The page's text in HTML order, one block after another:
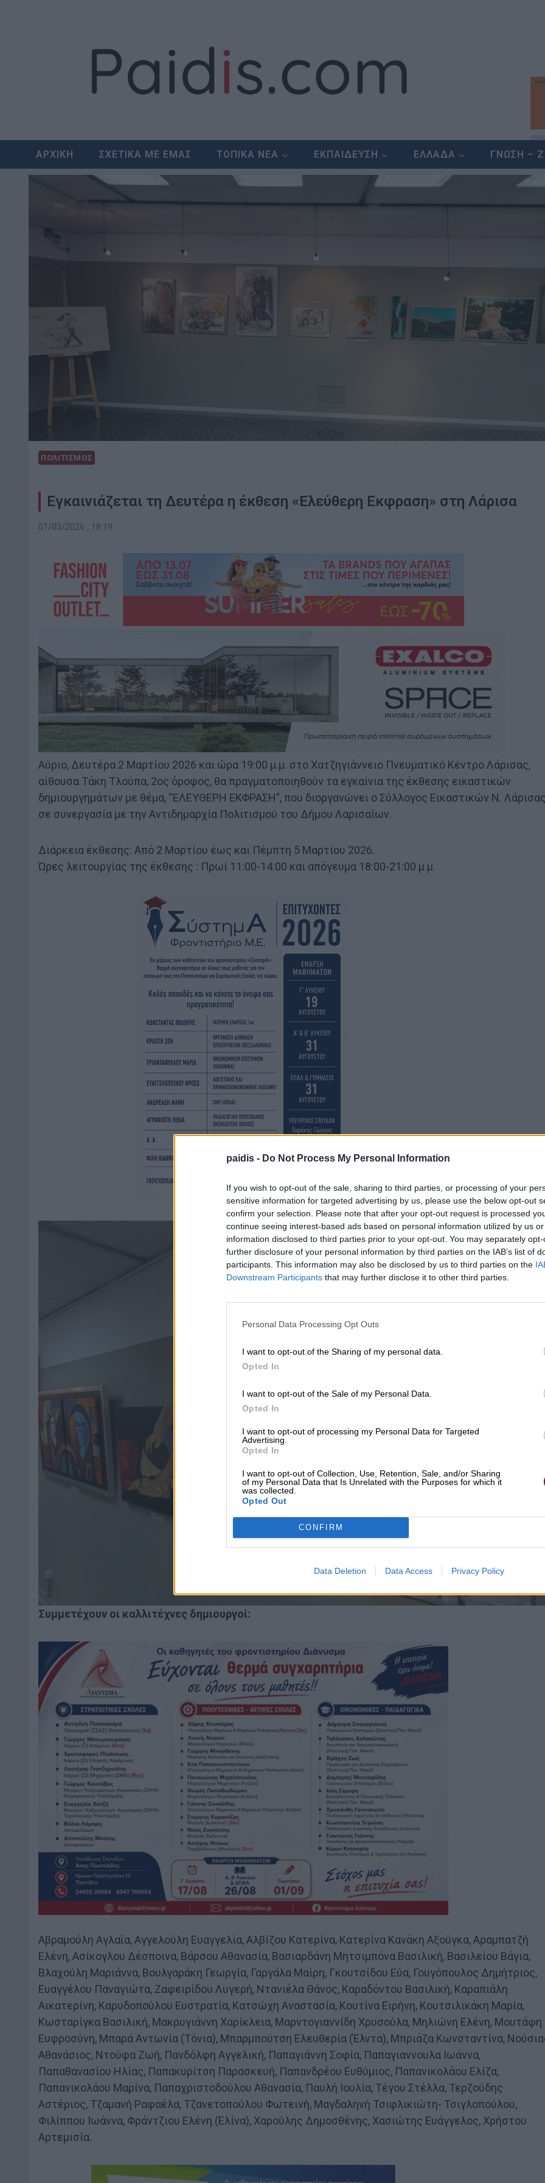
paidis - Do Not Process My Personal Information
If you wish to opt-out of the sale, sharing to third parties, or processing of your
sensitive information for targeted advertising by us, please use the below opt-out
confirm your selection. Please note that after your opt-out request is processed
continue seeing interest-based ads based on personal information utilized by us
information disclosed to third parties prior to your opt-out. You may separately
further disclosure of your personal information by third parties on the IAB’s list of
participants. This information may also be disclosed by us to third parties on the
Downstream Participants that may further disclose it to other third parties.
Personal Data Processing Opt Outs
I want to opt-out of the Sharing of my personal data.
Opted In
I want to opt-out of the Sale of my Personal Data.
Opted In
I want to opt-out of processing my Personal Data for Targeted
Advertising.
Opted In
I want to opt-out of Collection, Use, Retention, Sale, and/or Sharing
of my Personal Data that Is Unrelated with the Purposes for which it
was collected.
Opted Out
CONFIRM
Data Deletion Data Access Privacy Policy
ΑΡΧΙΚΗ ΣΧΕΤΙΚΑ ΜΕ ΕΜΑΣ ΤΟΠΙΚΑ ΝΕΑ ΕΚΠΑΙΔΕΥΣΗ ΕΛΛΑΔΑ ΓΝΩΣΗ –
ΠΟΛΙΤΙΣΜΟΣ
Εγκαινιάζεται τη Δευτέρα η έκθεση «Ελεύθερη Εκφραση» στη Λάρισα
01/03/2026 , 18:19
Αύριο, Δευτέρα 2 Μαρτίου 2026 και ώρα 19:00 μ.μ. στο Χατζηγιάννειο Πνευματικό Κέντρο Λάρισας,
αίθουσα Τάκη Τλούπα, 2ος όροφος, θα πραγματοποιηθούν τα εγκαίνια της έκθεσης εικαστικών
δημιουργημάτων με θέμα, “ΕΛΕΥΘΕΡΗ ΕΚΦΡΑΣΗ”, που διοργανώνει ο Σύλλογος Εικαστικών Ν.
σε συνεργασία με την Αντιδημαρχία Πολιτισμού του Δήμου Λαρισαίων.
Διάρκεια έκθεσης: Από 2 Μαρτίου έως και Πέμπτη 5 Μαρτίου 2026.
Ώρες λειτουργίας της έκθεσης : Πρωί 11:00-14:00 και απόγευμα 18:00-21:00 μ.μ.
Συμμετέχουν οι καλλιτέχνες δημιουργοί:
Αβραμούλη Αγλαΐα, Αγγελούλη Ευαγγελία, Αλβίζου Κατερίνα, Κατερίνα Κανάκη Αξούγκα, Αραμπατζή
Ελένη, Ασίκογλου Δέσποινα, Βάρσου Αθανασία, Βασιαρδάνη Μητσιμπόνα Βασιλική, Βασιλείου Βάγια,
Βλαχούλη Μαριάννα, Βουλγαράκη Γεωργία, Γαργάλα Μαίρη, Γκουτσίδου Εύα, Γουγόπουλος Δημήτριος,
Ευαγγέλου Παναγιώτα, Ζαφειρίδου Λυγερή, Ντανιέλα Θάνος, Καραδόντου Βασιλική, Καραπιάλη
Αικατερίνη, Καρυδοπούλου Ευστρατία, Κατσώχη Αναστασία, Κουτίνα Ειρήνη, Κουτσιλικάκη Μαρία,
Κωσταρίγκα Βασιλική, Μακρυγιάννη Χαρίκλεια, Μαρντογιαννίδη Χρυσούλα, Μηλιώνη Ελένη, Μουτάφη
Ευφροσύνη, Μπαρά Αντωνία (Τόνια), Μπαρμπούτση Ελευθερία (Έλντα), Μπριάζα Κωνσταντίνα,
Αθανάσιος, Ντούφα Ζωή, Πανδόλφη Αγγελική, Παπαγιάννη Σοφία, Παπαγιαννουλα Ιωάννα,
Παπαθανασίου Ηλίας, Παπακυρίτση Παρασκευή, Παπανδρέου Ευθύμιος, Παπανικολάου Ελίζα,
Παπανικολάου Μαρίνα, Παπαχριστοδούλου Αθανασία, Παυλή Ιουλία, Τέγου Στέλλα, Τερζούδης
Αστέριος, Τζαμανή Ραφαέλα, Τζανετοπούλου Φωτεινή, Μαγδαληνή Τσιφλικιώτη- Τσιγλοπούλου,
Φιλίππου Ιωάννα, Φράντζιου Ελένη (Ελίνα), Χαρούλης Δημοσθένης, Χασιώτης Ευάγγελος, Χρήστου
Αρτεμισία.